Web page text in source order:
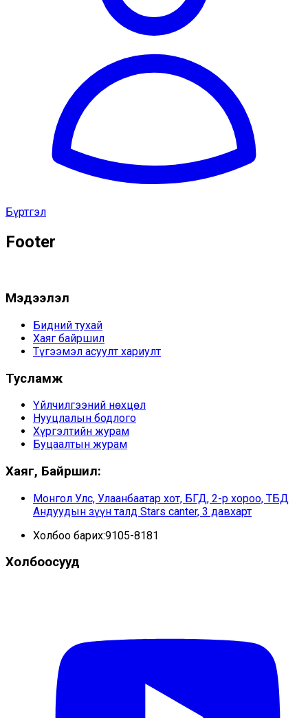
Бүртгэл
Footer
Мэдээлэл
Бидний тухай
Хаяг байршил
Түгээмэл асуулт хариулт
Тусламж
Үйлчилгээний нөхцөл
Нууцлалын бодлого
Хүргэлтийн журам
Буцаалтын журам
Хаяг, Байршил:
Монгол Улс, Улаанбаатар хот, БГД, 2-р хороо, ТБД
Андуудын зүүн талд Stars canter, 3 давхарт
Холбоо барих:9105-8181
Холбоосууд